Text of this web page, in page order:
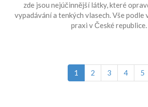
zde jsou nejúčinnější látky, které
vypadávání a tenkých vlasech. Vše podle
praxi v České republice.
1 2 3 4 5